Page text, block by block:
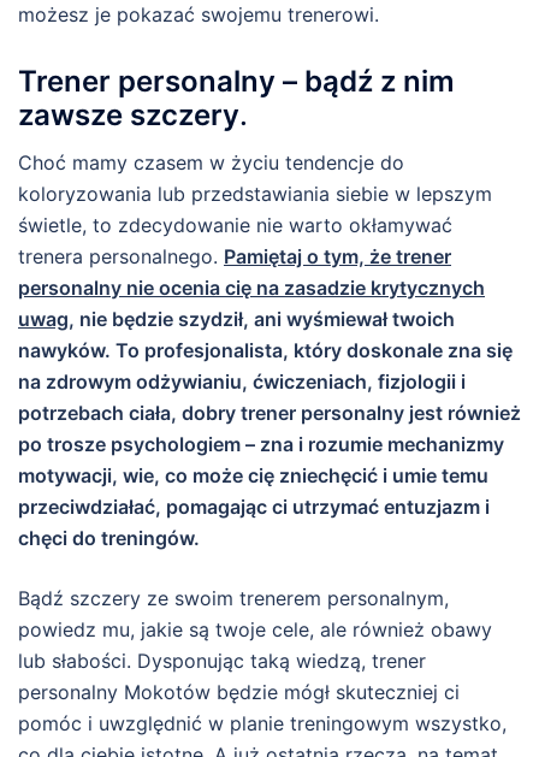
możesz je pokazać swojemu trenerowi.
Trener personalny – bądź z nim
zawsze szczery.
Choć mamy czasem w życiu tendencje do
koloryzowania lub przedstawiania siebie w lepszym
świetle, to zdecydowanie nie warto okłamywać
trenera personalnego. Pamiętaj o tym, że trener
personalny nie ocenia cię na zasadzie krytycznych
uwag, nie będzie szydził, ani wyśmiewał twoich
nawyków. To profesjonalista, który doskonale zna się
na zdrowym odżywianiu, ćwiczeniach, fizjologii i
potrzebach ciała, dobry trener personalny jest również
po trosze psychologiem – zna i rozumie mechanizmy
motywacji, wie, co może cię zniechęcić i umie temu
przeciwdziałać, pomagając ci utrzymać entuzjazm i
chęci do treningów.
Bądź szczery ze swoim trenerem personalnym,
powiedz mu, jakie są twoje cele, ale również obawy
lub słabości. Dysponując taką wiedzą, trener
personalny Mokotów będzie mógł skuteczniej ci
pomóc i uwzględnić w planie treningowym wszystko,